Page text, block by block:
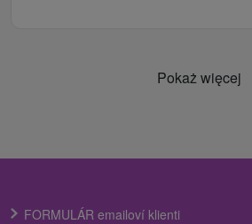
Pokaż więcej
FORMULÁR emailoví klienti